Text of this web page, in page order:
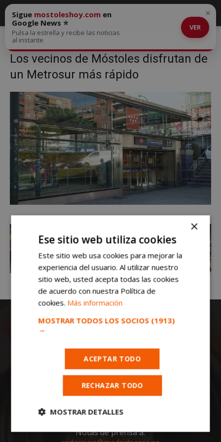
Inicio
Los vecinos de Móstoles disfrutan de un Metrosur más rápido
Los vecinos de Móstoles disfrutan de un Metrosur más rápido
Los vecinos de Móstoles disfrutan de
un Metrosur más rápido
Sigue mostoleshoy.com en
Google News ⭐
Pulsa la estrella y recibe las noticias
al instante
VER
×
Todas las noticias de Móstoles en
mostoleshoy.com. Mantente informado de
deportes de tu ciudad. ¡Síguenos!
Notas de prensa a:
×
Ese sitio web utiliza cookies
Este sitio web usa cookies para mejorar la
experiencia del usuario. Al utilizar nuestro
sitio web, usted acepta todas las cookies
de acuerdo con nuestra Política de
cookies. Más información
MOSTRAR TODOS LOS SOCIOS (1913)
→
ACEPTAR TODO
RECHAZAR TODO
MOSTRAR DETALLES
Cookies
Cookies de